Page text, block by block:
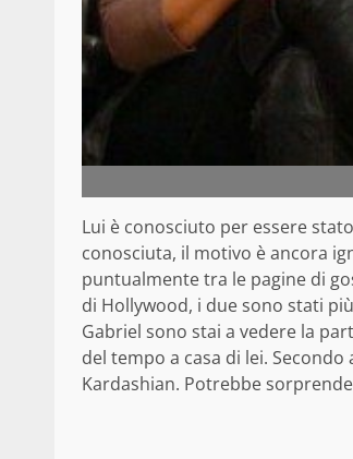
Lui è conosciuto per essere
conosciuta, il motivo è ancora
puntualmente tra le pagine di
di Hollywood, i due sono stati
Gabriel sono stai a vedere la
del tempo a casa di lei.
Kardashian. Potrebbe